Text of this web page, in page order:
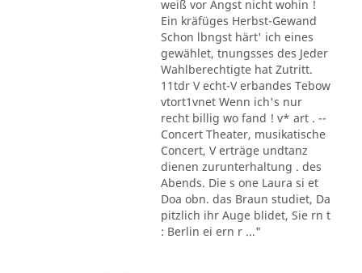
weiß vor Angst nicht wohin !
Ein kräfüges Herbst-Gewand
Schon lbngst härt' ich eines
gewählet, tnungsses des Jeder
Wahlberechtigte hat Zutritt.
11tdr V echt-V erbandes Tebow
vtort1vnet Wenn ich's nur
recht billig wo fand ! v* art . --
Concert Theater, musikatische
Concert, V erträge undtanz
dienen zurunterhaltung . des
Abends. Die s one Laura si et
Doa obn. das Braun studiet, Da
pitzlich ihr Auge blidet, Sie rn t
: Berlin ei ern r ..."